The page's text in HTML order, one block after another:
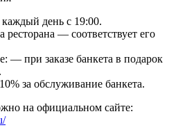
день с 19:00.
ресторана — соответствует его
— при заказе банкета в подарок
за обслуживание банкета.
на официальном сайте: